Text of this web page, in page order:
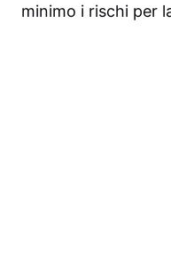
minimo i rischi per